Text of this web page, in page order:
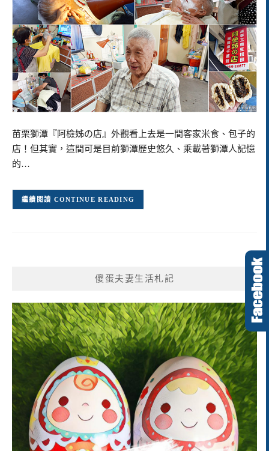
苗栗獅潭『阿檢姊の店』外觀看上去是一間客家米食、包子的
店！但其實，這間可是目前獅潭歷史悠久、乘載著獅潭人記憶
的…
CONTINUE READING
傻蛋夫妻生活札記